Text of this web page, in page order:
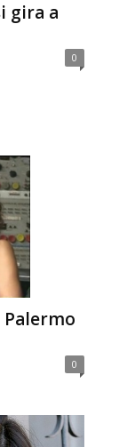
gira a
0
Palermo
0